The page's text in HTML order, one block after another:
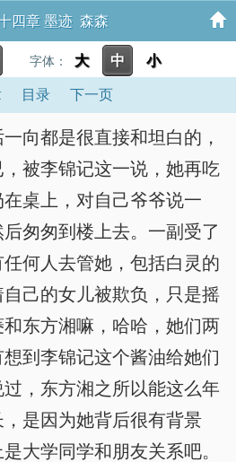
四章 墨迹 森森
字体： 大 中 小
目录 下一页
向都是很直接和坦白的，
被李锦记这一说，她再吃
桌上，对自己爷爷说一
匆匆到楼上去。一副受了
何人去管她，包括白灵的
己的女儿被欺负，只是摇
东方湘嘛，哈哈，她们两
到李锦记这个酱油给她们
，东方湘之所以能这么年
是因为她背后很有背景
大学同学和朋友关系吧。